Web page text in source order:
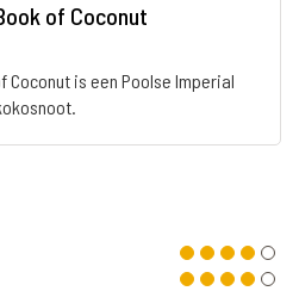
of Coconut
Coconut is een Poolse Imperial